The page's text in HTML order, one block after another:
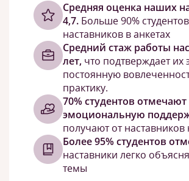
Cредняя оценка наших
4,7. Больше 90%
наставников в анкетах
Средний стаж работы
лет, что подтверждает их
постоянную
практику.
70% студентов
эмоциональную
получают от наставников
Более 95% студентов
наставники легко
темы